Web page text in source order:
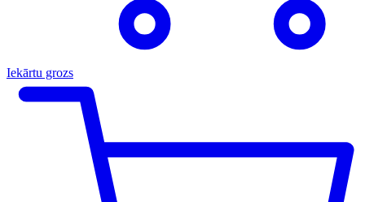
Iekārtu grozs